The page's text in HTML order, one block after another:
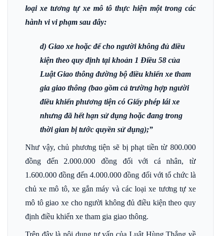
loại xe tương tự xe mô tô thực hiện một trong các
hành vi vi phạm sau đây:
d) Giao xe hoặc để cho người không đủ điều
kiện theo quy định tại khoản 1 Điều 58 của
Luật Giao thông đường bộ điều khiển xe tham
gia giao thông (bao gồm cả trường hợp người
điều khiển phương tiện có Giấy phép lái xe
nhưng đã hết hạn sử dụng hoặc đang trong
thời gian bị tước quyền sử dụng);”
Như vậy, chủ phương tiện sẽ bị phạt tiền từ 800.000
đồng đến 2.000.000 đồng đối với cá nhân, từ
1.600.000 đồng đến 4.000.000 đồng đối với tổ chức là
chủ xe mô tô, xe gắn máy và các loại xe tương tự xe
mô tô giao xe cho người không đủ điều kiện theo quy
định điều khiển xe tham gia giao thông.
Trên đây là nội dung tư vấn của Luật Hùng Thắng về